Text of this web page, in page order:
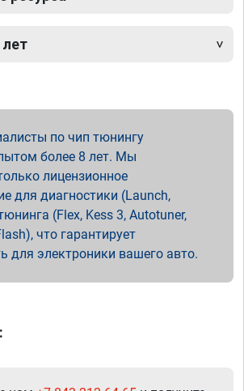
лет
по чип тюнингу
более 8 лет. Мы
лицензионное
для диагностики (Launch,
(Flex, Kess 3, Autotuner,
что гарантирует
для электроники вашего авто.